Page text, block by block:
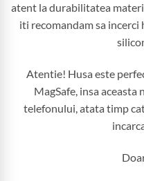
atent la durabilitatea
iti recomandam sa
Atentie! Husa este
MagSafe, insa
telefonului, atata timp